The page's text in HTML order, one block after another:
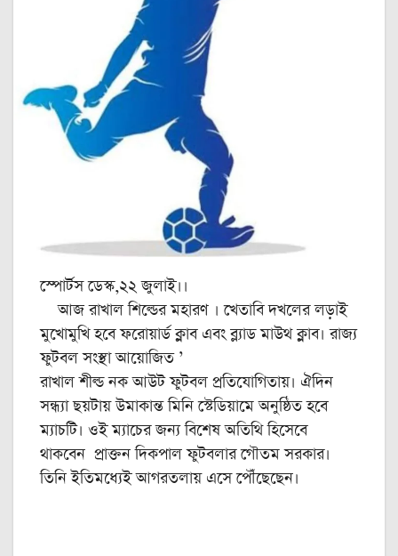
স্পোর্টস ডেস্ক,২২ জুলাই।।
আজ রাখাল শিল্ডের মহারণ । খেতাবি দখলের লড়াই
মুখোমুখি হবে ফরোয়ার্ড ক্লাব এবং ব্ল্যাড মাউথ ক্লাব। রাজ্য
ফুটবল সংস্থা আয়োজিত ’‌
রাখাল শীল্ড নক আউট ফুটবল প্রতিযোগিতায়। ঐদিন
সন্ধ্যা ছয়টায় উমাকান্ত মিনি স্টেডিয়ামে অনুষ্ঠিত হবে
ম্যাচটি। ওই ম্যাচের জন্য বিশেষ অতিথি হিসেবে
থাকবেন প্রাক্তন দিকপাল ফুটবলার গৌতম সরকার।
তিনি ইতিমধ্যেই আগরতলায় এসে পৌঁছেছেন।